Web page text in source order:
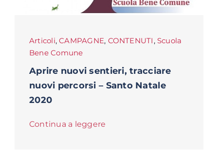
Articoli,CAMPAGNE, CONTENUTI , Scuola
Bene Comune
Aprire nuovi sentieri, tracciare
nuovi percorsi – Santo Natale
2020
Continua a leggere